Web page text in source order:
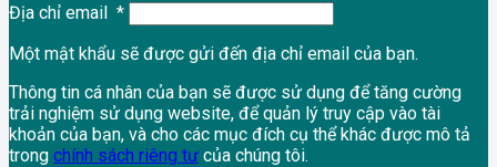
Địa chỉ email *
Một mật khẩu sẽ được gửi đến địa chỉ email của bạn.
Thông tin cá nhân của bạn sẽ được sử dụng để tăng cường
trải nghiệm sử dụng website, để quản lý truy cập vào tài
khoản của bạn, và cho các mục đích cụ thể khác được mô tả
trong chính sách riêng tư của chúng tôi.